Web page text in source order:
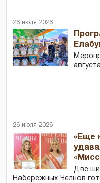
26 июля 2026
26 июля 2026
«Еще
Две
Набережных Челнов